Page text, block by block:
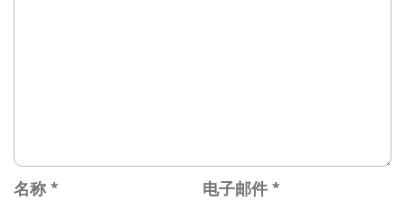
名称 * 电子邮件 *